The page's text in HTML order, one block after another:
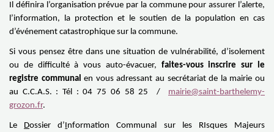
Il définira l’organisation prévue par la commune pour assurer l’alerte,
l’information, la protection et le soutien de la population en cas
d’événement catastrophique sur la commune.
Si vous pensez être dans une situation de vulnérabilité, d’isolement
ou de difficulté à vous auto-évacuer, faites-vous inscrire sur le
registre communal en vous adressant au secrétariat de la mairie ou
au C.C.A.S. : Tél : 04 75 06 58 25 / mairie@saint-barthelemy-
grozon.fr.
Le Dossier d’InformationCommunal sur les RIsques Majeurs